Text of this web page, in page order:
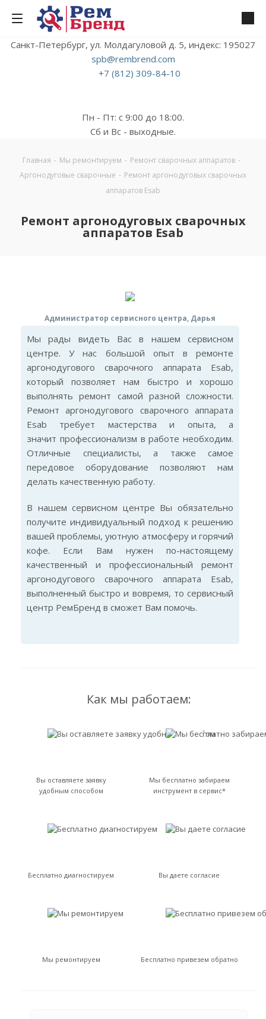
Санкт-Петербург, ул. Молдагуловой д. 5, индекс: 195027
spb@rembrend.com
+7 (812) 309-84-10
Пн - Пт: с 9:00 до 18:00.
Сб и Вс - выходные.
Главная - Мы ремонтируем - Ремонт сварочных аппаратов -
Аргонодуговые сварочные - Ремонт аргонодуговых сварочных
аппаратов Esab
Ремонт аргонодуговых сварочных
аппаратов Esab
Администратор сервисного центра, Дарья
Мы рады видеть Вас в нашем сервисном
центре. У нас большой опыт в ремонте
аргонодугового сварочного аппарата Esab,
который позволяет нам быстро и хорошо
выполнять ремонт самой разной сложности.
Ремонт аргонодугового сварочного аппарата
Esab требует мастерства и опыта, а
значит профессионализм в работе необходим.
Отличные специалисты, а также самое
передовое оборудование позволяют нам
делать качественную работу.
В нашем сервисном центре Вы обязательно
получите индивидуальный подход к решению
вашей проблемы, уютную атмосферу и горячий
кофе. Если Вам нужен по-настоящему
качественный и профессиональный ремонт
аргонодугового сварочного аппарата Esab,
выполненный быстро и вовремя, то сервисный
центр РемБренд в сможет Вам помочь.
Как мы работаем:
Вы оставляете заявку
удобным способом
Мы бесплатно забираем
инструмент в сервис*
Бесплатно диагностируем Вы даете согласие
Мы ремонтируем Бесплатно привезем обратно